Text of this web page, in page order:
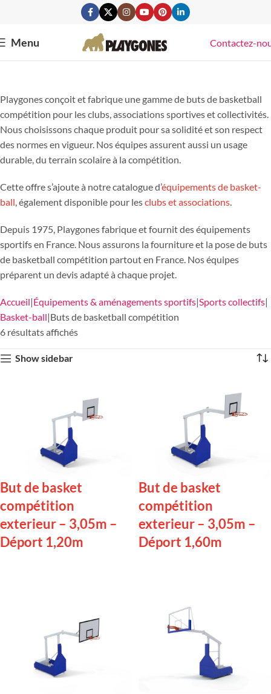
Menu Contactez-
Playgones conçoit et fabrique une gamme de buts de basketball
compétition pour les clubs, associations sportives et collectivités.
Nous choisissons chaque produit pour sa solidité et son respect
des normes en vigueur. Nos équipes assurent aussi un usage
durable, du terrain scolaire à la compétition.
Cette offre s’ajoute à notre catalogue d’équipements de basket-
ball, également disponible pour lesclubs et associations.
Depuis 1975, Playgones fabrique et fournit des équipements
sportifs en France. Nous assurons la fourniture et la pose de buts
de basketball compétition partout en France. Nos équipes
préparent un devis adapté à chaque projet.
Accueil Équipements & aménagements sportifs Sports collectifs
Basket-ball Buts de basketball compétition
6 résultats affichés
Show sidebar
But de basket
compétition
exterieur – 3,05m –
Déport 1,20m
But de basket
compétition
exterieur – 3,05m –
Déport 1,60m